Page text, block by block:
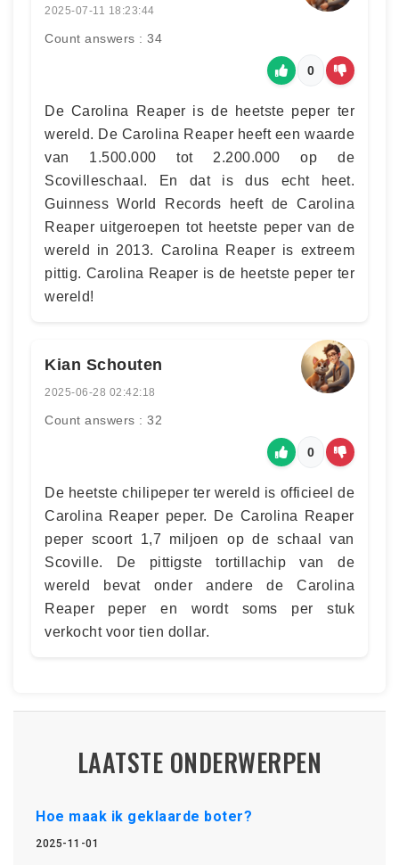
2025-07-11 18:23:44
Count answers : 34
0
De Carolina Reaper is de heetste peper ter
wereld. De Carolina Reaper heeft een waarde
van 1.500.000 tot 2.200.000 op de
Scovilleschaal. En dat is dus echt heet.
Guinness World Records heeft de Carolina
Reaper uitgeroepen tot heetste peper van de
wereld in 2013. Carolina Reaper is extreem
pittig. Carolina Reaper is de heetste peper ter
wereld!
Kian Schouten
2025-06-28 02:42:18
Count answers : 32
0
De heetste chilipeper ter wereld is officieel de
Carolina Reaper peper. De Carolina Reaper
peper scoort 1,7 miljoen op de schaal van
Scoville. De pittigste tortillachip van de
wereld bevat onder andere de Carolina
Reaper peper en wordt soms per stuk
verkocht voor tien dollar.
LAATSTE ONDERWERPEN
Hoe maak ik geklaarde boter?
2025-11-01